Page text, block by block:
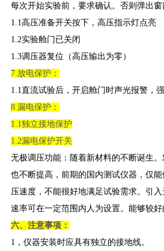
每次开始实验前，要求确认。否则弹出窗
1.1高压准备开关按下，高压指示灯点亮
1.2实验舱门已关闭
1.3调压器复位（高压输出为零）
7.放电保护：
1.1直流试验后，开启舱门时声光报警，
8.漏电保护：
1.1独立接地保护
1.2漏电保护开关
无极调压功能：随着新材料的不断诞生
也不断提高，前期的国内测试仪器，仅
压速度，不能很好地满足试验需求。引
速率可在一定范围内人为设置。能够较好
六、注意事项：
1，仪器安装时应具有独立的接地线。